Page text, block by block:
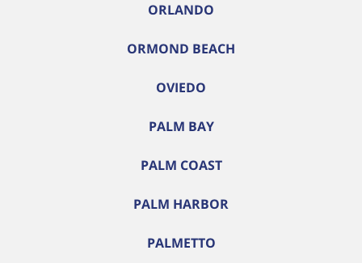
ORLANDO
ORMOND BEACH
OVIEDO
PALM BAY
PALM COAST
PALM HARBOR
PALMETTO